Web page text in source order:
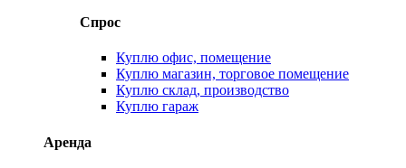
Спрос
Куплю офис, помещение
Куплю магазин, торговое помещение
Куплю склад, производство
Куплю гараж
Аренда